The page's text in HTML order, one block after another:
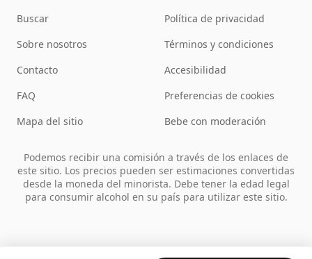
Buscar
Sobre nosotros
Contacto
FAQ
Mapa del sitio
Política de privacidad
Términos y condiciones
Accesibilidad
Preferencias de cookies
Bebe con moderación
Podemos recibir una comisión a través de los enlaces de
este sitio. Los precios pueden ser estimaciones convertidas
desde la moneda del minorista. Debe tener la edad legal
para consumir alcohol en su país para utilizar este sitio.